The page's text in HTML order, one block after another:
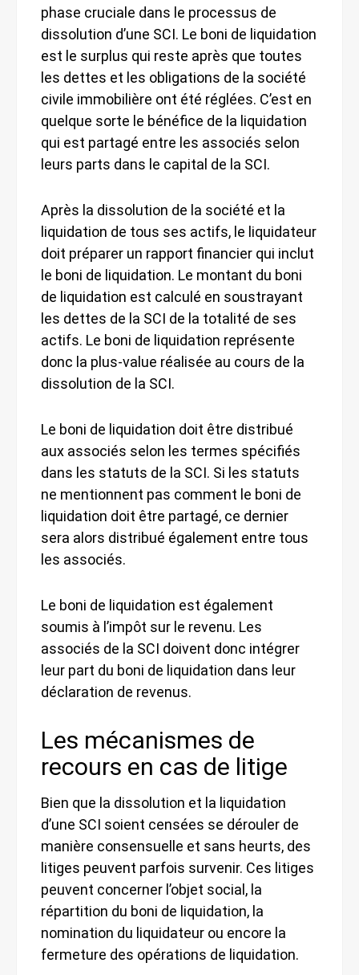
phase cruciale dans le processus de
dissolution d’une SCI. Le boni de liquidation
est le surplus qui reste après que toutes
les dettes et les obligations de la société
civile immobilière ont été réglées. C’est en
quelque sorte le bénéfice de la liquidation
qui est partagé entre les associés selon
leurs parts dans le capital de la SCI.
Après la dissolution de la société et la
liquidation de tous ses actifs, le liquidateur
doit préparer un rapport financier qui inclut
le boni de liquidation. Le montant du boni
de liquidation est calculé en soustrayant
les dettes de la SCI de la totalité de ses
actifs. Le boni de liquidation représente
donc la plus-value réalisée au cours de la
dissolution de la SCI.
Le boni de liquidation doit être distribué
aux associés selon les termes spécifiés
dans les statuts de la SCI. Si les statuts
ne mentionnent pas comment le boni de
liquidation doit être partagé, ce dernier
sera alors distribué également entre tous
les associés.
Le boni de liquidation est également
soumis à l’impôt sur le revenu. Les
associés de la SCI doivent donc intégrer
leur part du boni de liquidation dans leur
déclaration de revenus.
Les mécanismes de
recours en cas de litige
Bien que la dissolution et la liquidation
d’une SCI soient censées se dérouler de
manière consensuelle et sans heurts, des
litiges peuvent parfois survenir. Ces litiges
peuvent concerner l’objet social, la
répartition du boni de liquidation, la
nomination du liquidateur ou encore la
fermeture des opérations de liquidation.